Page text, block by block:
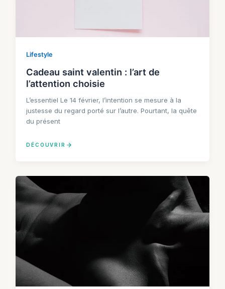
Lifestyle
Cadeau saint valentin : l’art de
l’attention choisie
L’essentiel Le 14 février, l’intention se mesure à la
justesse du regard porté sur l’autre. Pourtant, la quête
du présent
DÉCOUVRIR